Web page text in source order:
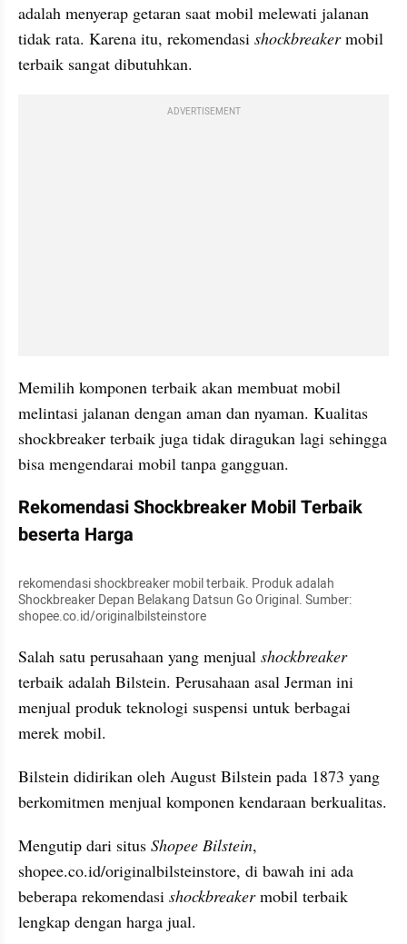
adalah menyerap getaran saat mobil melewati jalanan
tidak rata. Karena itu, rekomendasi shockbreaker mobil
terbaik sangat dibutuhkan.
ADVERTISEMENT
Memilih komponen terbaik akan membuat mobil
melintasi jalanan dengan aman dan nyaman. Kualitas
shockbreaker terbaik juga tidak diragukan lagi sehingga
bisa mengendarai mobil tanpa gangguan.
Rekomendasi Shockbreaker Mobil Terbaik
beserta Harga
rekomendasi shockbreaker mobil terbaik. Produk adalah
Shockbreaker Depan Belakang Datsun Go Original. Sumber:
shopee.co.id/originalbilsteinstore
Salah satu perusahaan yang menjual
shockbreaker
terbaik adalah Bilstein. Perusahaan asal Jerman ini
menjual produk teknologi suspensi untuk berbagai
merek mobil.
Bilstein didirikan oleh August Bilstein pada 1873 yang
berkomitmen menjual komponen kendaraan berkualitas.
Mengutip dari situs Shopee Bilstein,
shopee.co.id/originalbilsteinstore, di bawah ini ada
beberapa rekomendasi shockbreaker mobil terbaik
lengkap dengan harga jual.